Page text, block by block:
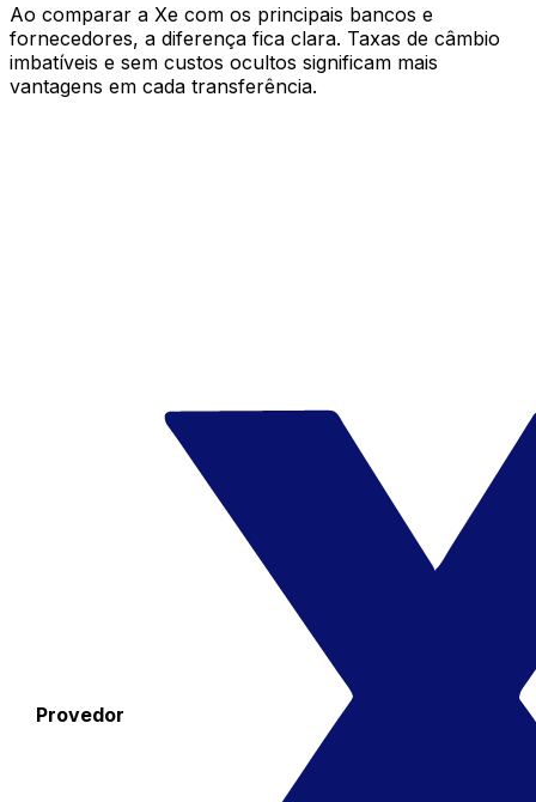
Ao comparar a Xe com os principais bancos e
fornecedores, a diferença fica clara. Taxas de câmbio
imbatíveis e sem custos ocultos significam mais
vantagens em cada transferência.
Provedor